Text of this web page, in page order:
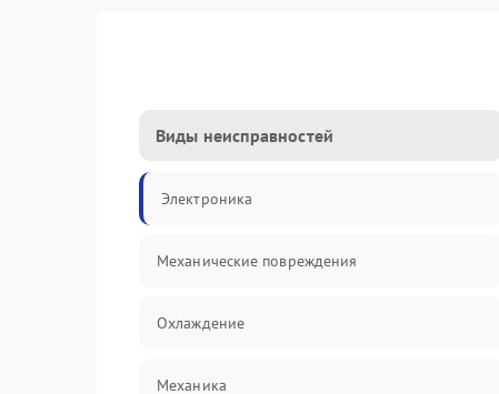
Виды неисправностей
Электроника
Механические повреждения
Охлаждение
Механика